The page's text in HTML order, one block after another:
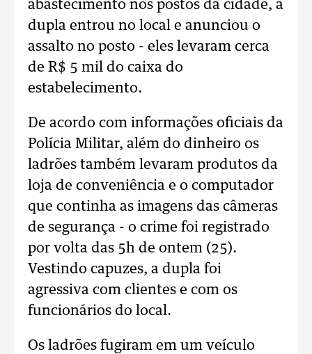
abastecimento nos postos da cidade, a
dupla entrou no local e anunciou o
assalto no posto - eles levaram cerca
de R$ 5 mil do caixa do
estabelecimento.
De acordo com informações oficiais da
Polícia Militar, além do dinheiro os
ladrões também levaram produtos da
loja de conveniência e o computador
que continha as imagens das câmeras
de segurança - o crime foi registrado
por volta das 5h de ontem (25).
Vestindo capuzes, a dupla foi
agressiva com clientes e com os
funcionários do local.
Os ladrões fugiram em um veículo